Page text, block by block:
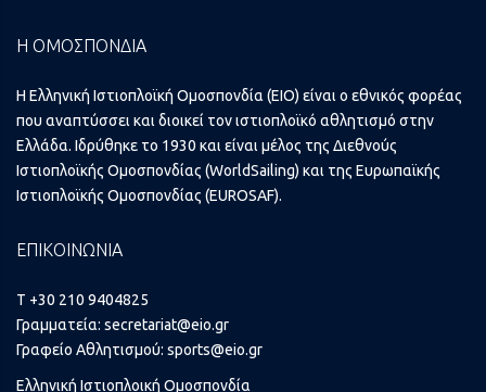
Η ΟΜΟΣΠΟΝΔΙΑ
Η Ελληνική Ιστιοπλοϊκή Ομοσπονδία (ΕΙΟ) είναι ο εθνικός φορέας
που αναπτύσσει και διοικεί τον ιστιοπλοϊκό αθλητισμό στην
Ελλάδα. Ιδρύθηκε το 1930 και είναι μέλος της Διεθνούς
Ιστιοπλοϊκής Ομοσπονδίας (WorldSailing) και της Ευρωπαϊκής
Ιστιοπλοϊκής Ομοσπονδίας (EUROSAF).
ΕΠΙΚΟΙΝΩΝΙΑ
T +30 210 9404825
Γραμματεία: secretariat@eio.gr
Γραφείο Αθλητισμού: sports@eio.gr
Ελληνική Ιστιοπλοική Ομοσπονδία